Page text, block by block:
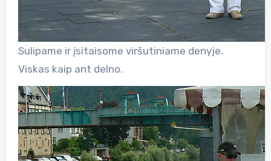
Sulipame ir įsitaisome viršutiniame denyje.
Viskas kaip ant delno.